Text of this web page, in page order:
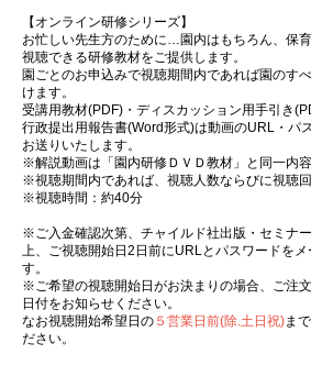
【オンライン研修シリーズ】
お忙しい先生方のために…園内はもちろん、保
視聴できる研修教材をご提供します。
園ごとのお申込みで視聴期間内であれば園のす
けます。
受講用教材(PDF)・ディスカッション用手引き
行政提出用報告書(Word形式)は動画のURL・パ
お送りいたします。
※解説動画は「園内研修ＤＶＤ教材」と同一内容
※視聴期間内であれば、視聴人数ならびに視聴回
※視聴時間：約40分
※ご入金確認次第、チャイルド社出版・セミナ
上、ご視聴開始日2日前にURLとパスワードをメ
す。
※ご希望の視聴開始日がお決まりの場合、ご注
日付をお知らせください。
なお視聴開始希望日の ５営業日前(除.土日祝)ま
ださい。